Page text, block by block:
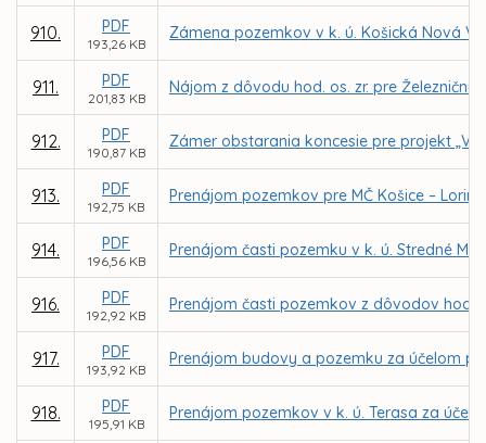
910. PDF
193,26 KB
Zámena pozemkov v k. ú. Košická Nová
911. PDF
201,83 KB
Nájom z dôvodu hod. os. zr. pre
912. PDF
190,87 KB
Zámer obstarania koncesie pre projekt
913. PDF
192,75 KB
Prenájom pozemkov pre MČ Košice –
914. PDF
196,56 KB
Prenájom časti pozemku v k. ú. Stredné
916. PDF
192,92 KB
Prenájom časti pozemkov z dôvodov
917. PDF
193,92 KB
Prenájom budovy a pozemku za účelom
918. PDF
195,91 KB
Prenájom pozemkov v k. ú. Terasa za